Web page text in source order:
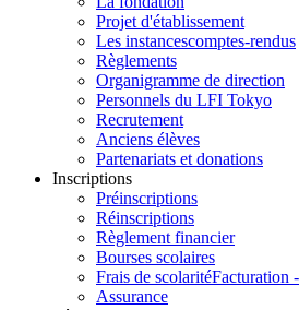
Projet d'établissement
Les instancescomptes-rendus
Règlements
Organigramme de direction
Personnels du LFI Tokyo
Recrutement
Anciens élèves
Partenariats et donations
Inscriptions
Préinscriptions
Réinscriptions
Règlement financier
Bourses scolaires
Frais de scolaritéFacturation
Assurance